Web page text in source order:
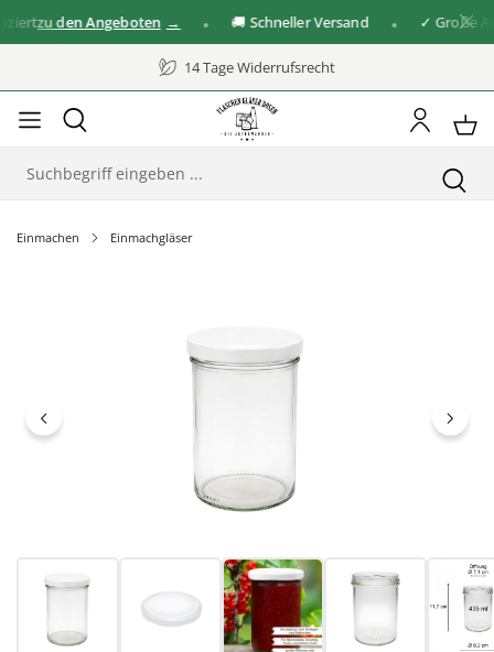
zu den Angeboten 🚚 Schneller Versand ✓ Große
14 Tage Widerrufsrecht
Einmachen Einmachgläser